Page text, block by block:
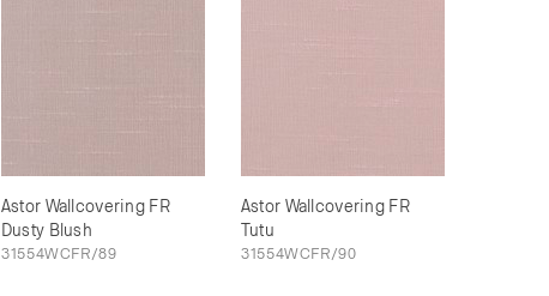
Astor Wallcovering FR
Dusty Blush
31554WCFR/89
Astor Wallcovering FR
Tutu
31554WCFR/90